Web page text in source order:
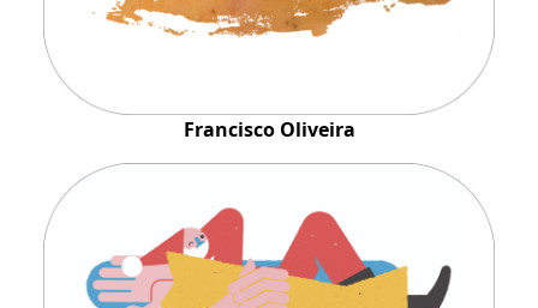
Francisco Oliveira